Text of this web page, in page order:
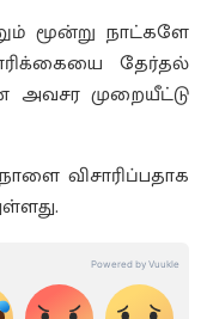
மூன்று நாட்களே
தேர்தல்
முறையீட்டு
விசாரிப்பதாக